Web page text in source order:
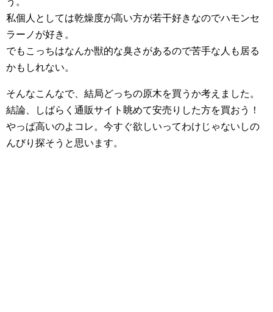
私個人としては乾燥度が高い方が若干好きなのでハモンセ
ラーノが好き。
でもこっちはなんか獣的な臭さがあるので苦手な人も居る
かもしれない。
そんなこんなで、結局どっちの原木を買うか考えました。
結論、しばらく通販サイト眺めて安売りした方を買おう！
やっぱ高いのよコレ。今すぐ欲しいってわけじゃないしの
んびり探そうと思います。